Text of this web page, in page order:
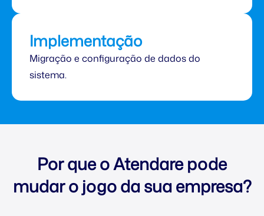
Implementação
Migração e configuração de dados do
sistema.
Por que o Atendare pode
mudar o jogo da sua empresa?